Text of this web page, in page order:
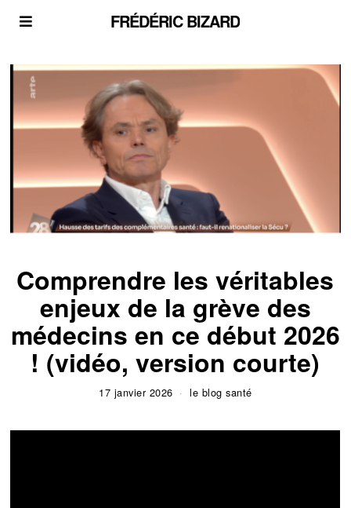
FRÉDÉRIC BIZARD
Comprendre les véritables
enjeux de la grève des
médecins en ce début 2026
! (vidéo, version courte)
17 janvier 2026 le blog santé